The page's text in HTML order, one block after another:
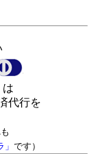
は
代行を
です）